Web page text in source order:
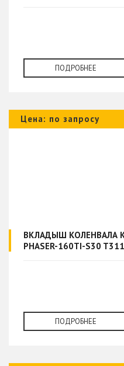
ПОДРОБНЕЕ
Цена: по запросу
ВКЛАДЫШ КОЛЕНВАЛА
PHASER-160TI-S30
ПОДРОБНЕЕ